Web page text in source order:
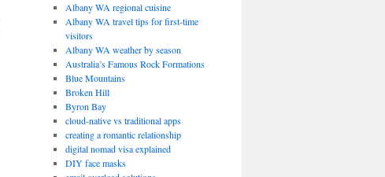
Albany WA regional cuisine
Albany WA travel tips for first-time
visitors
Albany WA weather by season
Australia’s Famous Rock Formations
Blue Mountains
Broken Hill
Byron Bay
cloud-native vs traditional apps
creating a romantic relationship
digital nomad visa explained
DIY face masks